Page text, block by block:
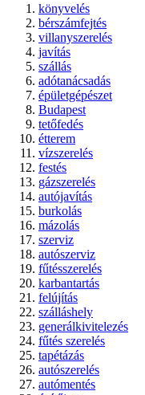
könyvelés
bérszámfejtés
villanyszerelés
javítás
szállás
adótanácsadás
épületgépészet
Budapest
tetőfedés
étterem
vízszerelés
festés
gázszerelés
autójavítás
burkolás
mázolás
szerviz
autószerviz
fűtésszerelés
karbantartás
felújítás
szálláshely
generálkivitelezés
fűtés szerelés
tapétázás
autószerelés
autómentés